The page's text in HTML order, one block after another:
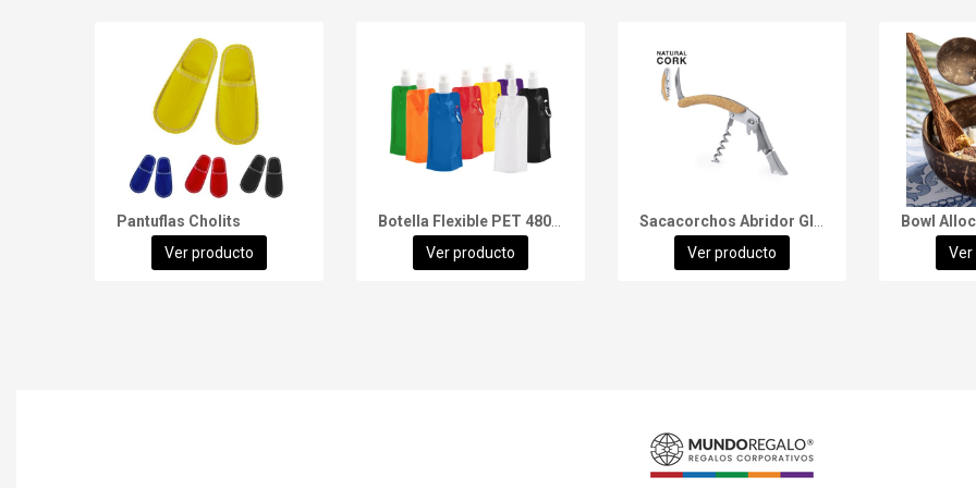
Pantuflas Cholits
Ver producto
Ver producto
Ver producto
Bowl
Ver